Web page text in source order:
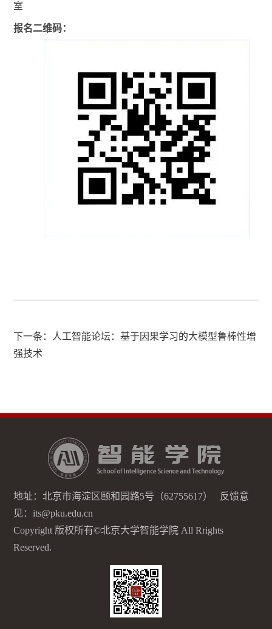
室
报名二维码：
下一条： 人工智能论坛：基于因果学习的大模型鲁棒性增
强技术
地址：北京市海淀区颐和园路5号（62755617） 反馈意
见：its@pku.edu.cn
Copyright 版权所有©北京大学智能学院 All Rrights
Reserved.